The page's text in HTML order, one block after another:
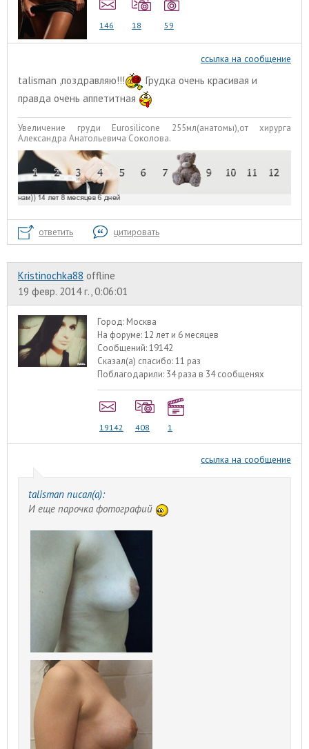
146 18 59
ссылка на сообщение
talisman ,поздравляю!!!
Грудка очень красивая и
правда очень аппетитная
Увеличение груди Eurosilicone 255мл(анатомы),от хирурга
Александра Анатольевича Соколова.
ответить цитировать
Kristinochka88 offline
19 февр. 2014 г., 0:06:01
Город: Москва
На форуме:12 лет и 6 месяцев
Сообщений:19142
Сказал(а) спасибо:11 раз
Поблагодарили: 34 раза в 34 сообщенях
19142 408 1
ссылка на сообщение
talisman писал(а):
И еще парочка фотографий